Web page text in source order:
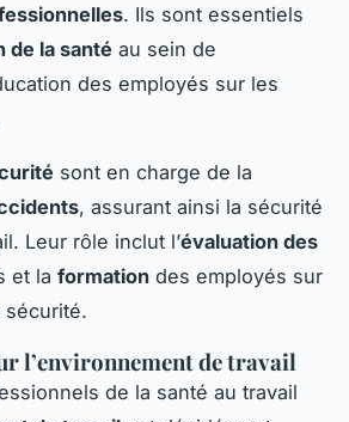
. Ils sont essentiels
de la santé au sein de
des employés sur les
sont en charge de la
, assurant ainsi la sécurité
Leur rôle inclut l’évaluation des
et la formation des employés sur
l’environnement de travail
de la santé au travail